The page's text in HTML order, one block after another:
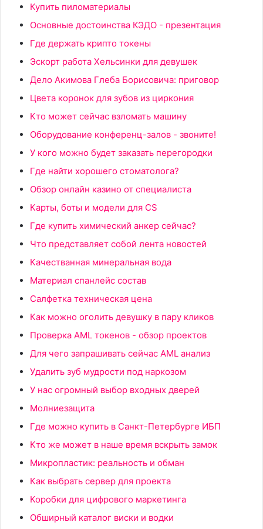
Купить пиломатериалы
Основные достоинства КЭДО - презентация
Где держать крипто токены
Эскорт работа Хельсинки для девушек
Дело Акимова Глеба Борисовича: приговор
Цвета коронок для зубов из циркония
Кто может сейчас взломать машину
Оборудование конференц-залов - звоните!
У кого можно будет заказать перегородки
Где найти хорошего стоматолога?
Обзор онлайн казино от специалиста
Карты, боты и модели для CS
Где купить химический анкер сейчас?
Что представляет собой лента новостей
Качестванная минеральная вода
Материал спанлейс состав
Салфетка техническая цена
Как можно оголить девушку в пару кликов
Проверка AML токенов - обзор проектов
Для чего запрашивать сейчас AML анализ
Удалить зуб мудрости под наркозом
У нас огромный выбор входных дверей
Молниезащита
Где можно купить в Санкт-Петербурге ИБП
Кто же может в наше время вскрыть замок
Микропластик: реальность и обман
Как выбрать сервер для проекта
Коробки для цифрового маркетинга
Обширный каталог виски и водки